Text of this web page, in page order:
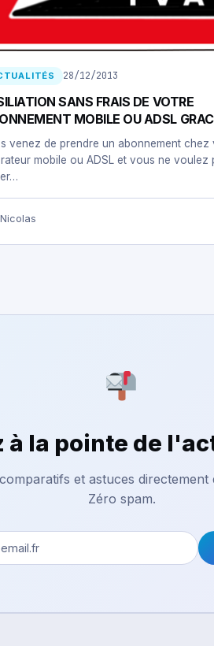
28/12/2013
SANS FRAIS DE VOTRE
MOBILE OU ADSL
2014.
venez de prendre un abonnement chez
mobile ou ADSL et vous ne voulez
Nicolas
à la pointe de
et astuces
Zéro spam.